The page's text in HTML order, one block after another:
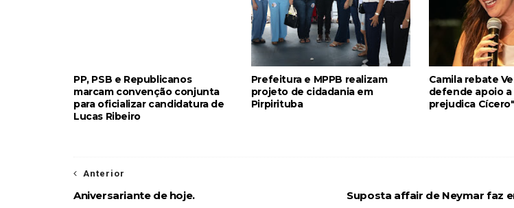
PP, PSB e Republicanos
marcam convenção conjunta
para oficializar candidatura de
Lucas Ribeiro
Prefeitura e MPPB realizam
projeto de cidadania em
Pirpirituba
Camila rebate
defende apoio a
prejudica Cícero"
Suposta affair de Neymar faz
Anterior
Aniversariante de hoje.